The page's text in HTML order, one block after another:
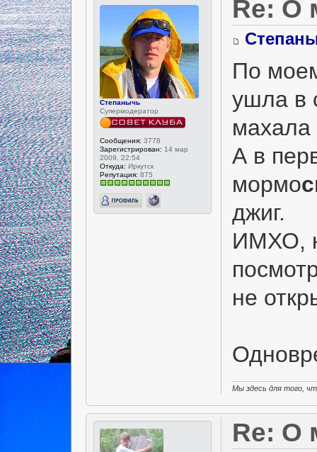
Степанычь
Супермодератор
Сообщения: 3778
Зарегистрирован: 14 мар
2009, 22:54
Откуда: Иркутск
Репутация: 875
Re: О
По
ушла в
махала
А в
мормо
джиг.
ИМХО,
не
Мы здесь для того,
Re: О